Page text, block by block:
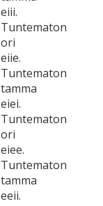
eiii.
Tuntematon
ori
eiie.
Tuntematon
tamma
eiei.
Tuntematon
ori
eiee.
Tuntematon
tamma
eeii.